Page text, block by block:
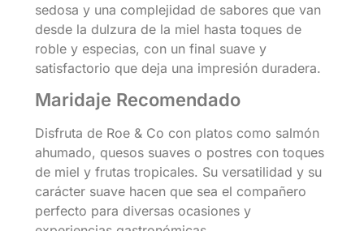
sedosa y una complejidad de sabores que van
desde la dulzura de la miel hasta toques de
roble y especias, con un final suave y
satisfactorio que deja una impresión duradera.
Maridaje Recomendado
Disfruta de Roe & Co con platos como salmón
ahumado, quesos suaves o postres con toques
de miel y frutas tropicales. Su versatilidad y su
carácter suave hacen que sea el compañero
perfecto para diversas ocasiones y